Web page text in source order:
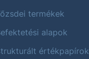
termékek
alapok
értékpapírok